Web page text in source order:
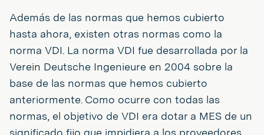
Además de las normas que hemos cubierto
hasta ahora, existen otras normas como la
norma VDI. La norma VDI fue desarrollada por la
Verein Deutsche Ingenieure en 2004 sobre la
base de las normas que hemos cubierto
anteriormente. Como ocurre con todas las
normas, el objetivo de VDI era dotar a MES de un
significado fijo que impidiera a los proveedores